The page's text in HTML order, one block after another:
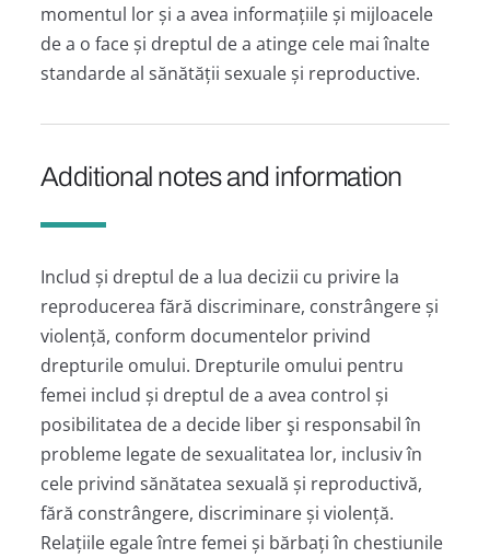
momentul lor și a avea informațiile și mijloacele
de a o face și dreptul de a atinge cele mai înalte
standarde al sănătății sexuale și reproductive.
Additional notes and information
Includ și dreptul de a lua decizii cu privire la
reproducerea fără discriminare, constrângere și
violență, conform documentelor privind
drepturile omului. Drepturile omului pentru
femei includ și dreptul de a avea control și
posibilitatea de a decide liber şi responsabil în
probleme legate de sexualitatea lor, inclusiv în
cele privind sănătatea sexuală și reproductivă,
fără constrângere, discriminare și violență.
Relațiile egale între femei și bărbați în chestiunile